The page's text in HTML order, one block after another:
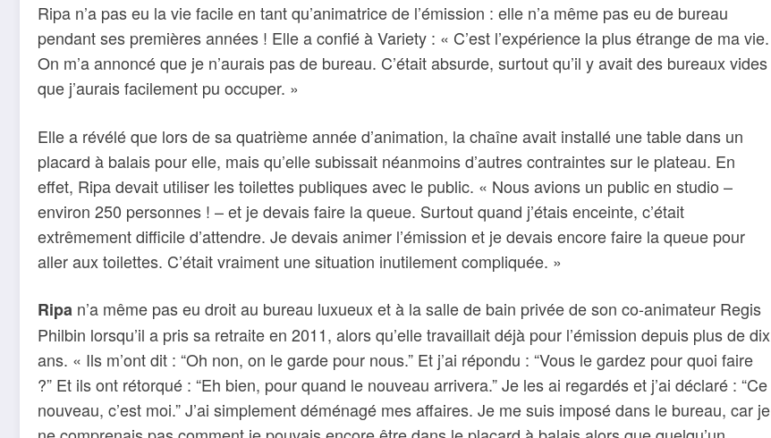
Ripa n’a pas eu la vie facile en tant qu’animatrice de l’émission : elle n’a même pas eu de bureau
pendant ses premières années ! Elle a confié à Variety : « C’est l’expérience la plus étrange de ma vie.
On m’a annoncé que je n’aurais pas de bureau. C’était absurde, surtout qu’il y avait des bureaux vides
que j’aurais facilement pu occuper. »
Elle a révélé que lors de sa quatrième année d’animation, la chaîne avait installé une table dans un
placard à balais pour elle, mais qu’elle subissait néanmoins d’autres contraintes sur le plateau. En
effet, Ripa devait utiliser les toilettes publiques avec le public. « Nous avions un public en studio –
environ 250 personnes ! – et je devais faire la queue. Surtout quand j’étais enceinte, c’était
extrêmement difficile d’attendre. Je devais animer l’émission et je devais encore faire la queue pour
aller aux toilettes. C’était vraiment une situation inutilement compliquée. »
Ripa n’a même pas eu droit au bureau luxueux et à la salle de bain privée de son co-animateur Regis
Philbin lorsqu’il a pris sa retraite en 2011, alors qu’elle travaillait déjà pour l’émission depuis plus de dix
ans. « Ils m’ont dit : “Oh non, on le garde pour nous.” Et j’ai répondu : “Vous le gardez pour quoi faire
?” Et ils ont rétorqué : “Eh bien, pour quand le nouveau arrivera.” Je les ai regardés et j’ai déclaré : “Ce
nouveau, c’est moi.” J’ai simplement déménagé mes affaires. Je me suis imposé dans le bureau, car je